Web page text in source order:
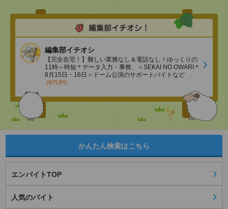
編集部イチオシ
【完全在宅！】難しい業務なし＆電話なし！ゆっくりの
11時～時短＊データ入力・事務、＜SEKAI NO OWARI＊
8月15日・16日＞ドーム公演のサポートバイトなど
(8/7UP!)
かんたん検索はこちら
エンバイトTOP
人気のバイト